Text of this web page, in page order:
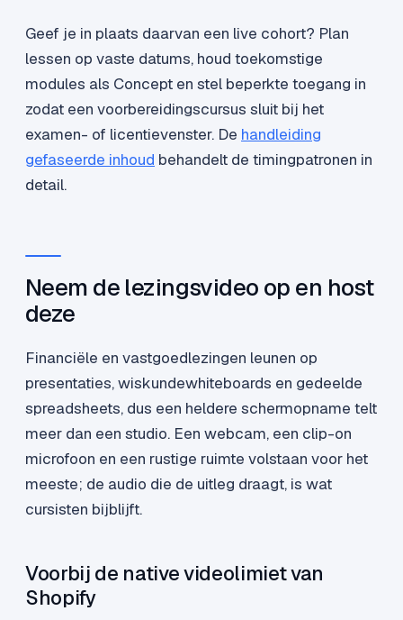
Geef je in plaats daarvan een live cohort? Plan
lessen op vaste datums, houd toekomstige
modules als Concept en stel beperkte toegang in
zodat een voorbereidingscursus sluit bij het
examen- of licentievenster. De handleiding
gefaseerde inhoud behandelt de timingpatronen in
detail.
Neem de lezingsvideo op en host
deze
Financiële en vastgoedlezingen leunen op
presentaties, wiskundewhiteboards en gedeelde
spreadsheets, dus een heldere schermopname telt
meer dan een studio. Een webcam, een clip-on
microfoon en een rustige ruimte volstaan voor het
meeste; de audio die de uitleg draagt, is wat
cursisten bijblijft.
Voorbij de native videolimiet van
Shopify